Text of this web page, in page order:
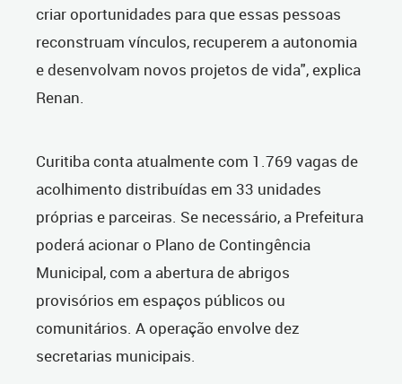
criar oportunidades para que essas pessoas
reconstruam vínculos, recuperem a autonomia
e desenvolvam novos projetos de vida", explica
Renan.
Curitiba conta atualmente com 1.769 vagas de
acolhimento distribuídas em 33 unidades
próprias e parceiras. Se necessário, a Prefeitura
poderá acionar o Plano de Contingência
Municipal, com a abertura de abrigos
provisórios em espaços públicos ou
comunitários. A operação envolve dez
secretarias municipais.